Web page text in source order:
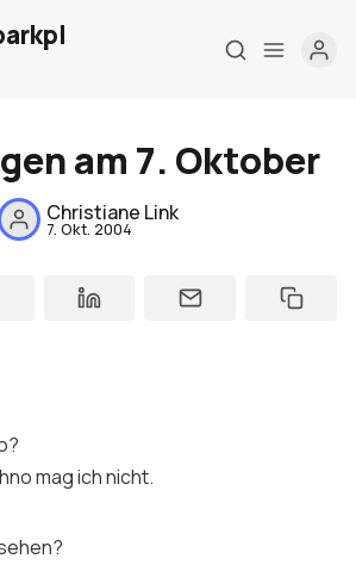
Meine Firma
am 7. Oktober
Christiane Link
7. Okt. 2004
mag ich nicht.